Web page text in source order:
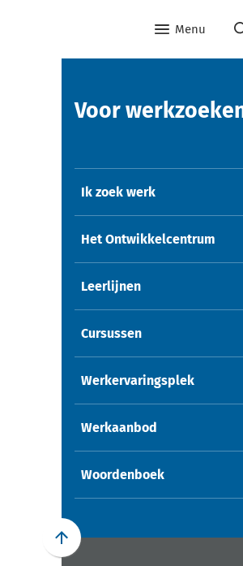
Menu
Voor
Ik zoek werk
Het Ontwikkelcentrum
Leerlijnen
Cursussen
Werkervaringsplek
Werkaanbod
Woordenboek
Scroll